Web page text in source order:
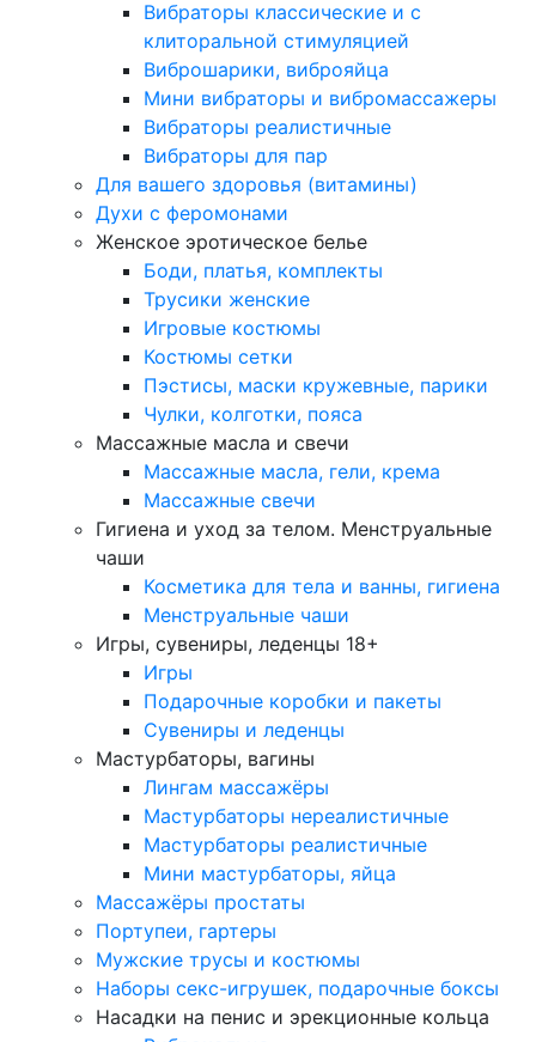
Вибраторы классические и с
клиторальной стимуляцией
Виброшарики, виброяйца
Мини вибраторы и вибромассажеры
Вибраторы реалистичные
Вибраторы для пар
Для вашего здоровья (витамины)
Духи с феромонами
Женское эротическое белье
Боди, платья, комплекты
Трусики женские
Игровые костюмы
Костюмы сетки
Пэстисы, маски кружевные, парики
Чулки, колготки, пояса
Массажные масла и свечи
Массажные масла, гели, крема
Массажные свечи
Гигиена и уход за телом. Менструальные
чаши
Косметика для тела и ванны, гигиена
Менструальные чаши
Игры, сувениры, леденцы 18+
Игры
Подарочные коробки и пакеты
Сувениры и леденцы
Мастурбаторы, вагины
Лингам массажёры
Мастурбаторы нереалистичные
Мастурбаторы реалистичные
Мини мастурбаторы, яйца
Массажёры простаты
Портупеи, гартеры
Мужские трусы и костюмы
Наборы секс-игрушек, подарочные боксы
Насадки на пенис и эрекционные кольца